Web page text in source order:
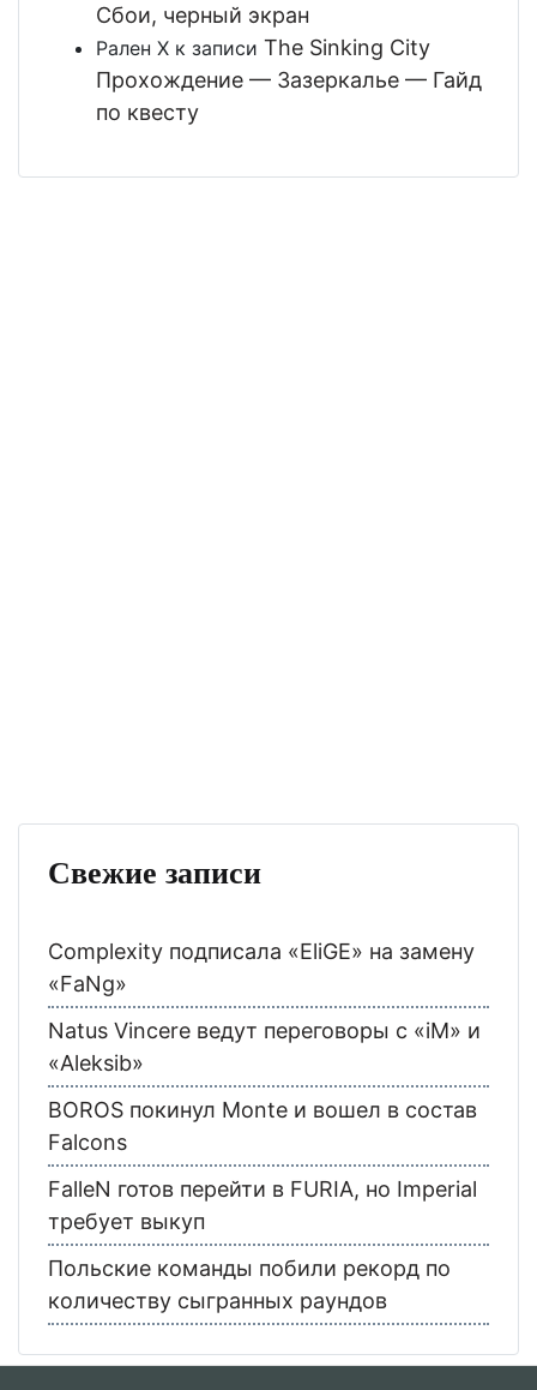
Сбои, черный экран
Рален Х к записи The Sinking City
Прохождение — Зазеркалье — Гайд
по квесту
Свежие записи
Complexity подписала «EliGE» на замену
«FaNg»
Natus Vincere ведут переговоры с «iM» и
«Aleksib»
BOROS покинул Monte и вошел в состав
Falcons
FalleN готов перейти в FURIA, но Imperial
требует выкуп
Польские команды побили рекорд по
количеству сыгранных раундов